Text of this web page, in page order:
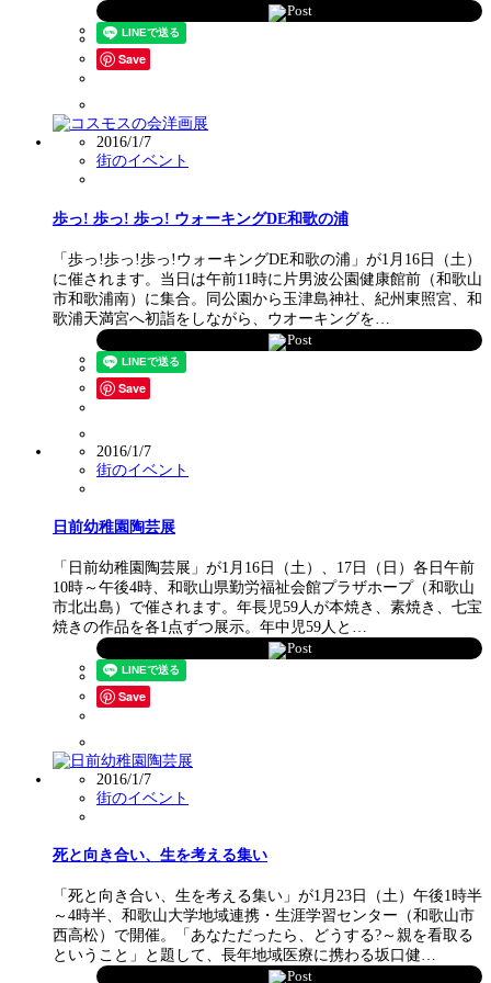
Post
Save
2016/1/7
街のイベント
歩っ! 歩っ! 歩っ! ウォーキングDE和歌の浦
「歩っ!歩っ!歩っ!ウォーキングDE和歌の浦」が1月16日（土）
に催されます。当日は午前11時に片男波公園健康館前（和歌山
市和歌浦南）に集合。同公園から玉津島神社、紀州東照宮、和
歌浦天満宮へ初詣をしながら、ウオーキングを…
Post
Save
2016/1/7
街のイベント
日前幼稚園陶芸展
「日前幼稚園陶芸展」が1月16日（土）、17日（日）各日午前
10時～午後4時、和歌山県勤労福祉会館プラザホープ（和歌山
市北出島）で催されます。年長児59人が本焼き、素焼き、七宝
焼きの作品を各1点ずつ展示。年中児59人と…
Post
Save
2016/1/7
街のイベント
死と向き合い、生を考える集い
「死と向き合い、生を考える集い」が1月23日（土）午後1時半
～4時半、和歌山大学地域連携・生涯学習センター（和歌山市
西高松）で開催。「あなただったら、どうする?～親を看取る
ということ」と題して、長年地域医療に携わる坂口健…
Post